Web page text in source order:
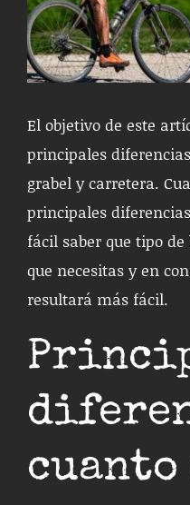
El objetivo de este
principales
grabel y carretera.
principales
fácil saber que tipo
que necesitas y en
resultará más fácil.
cuanto